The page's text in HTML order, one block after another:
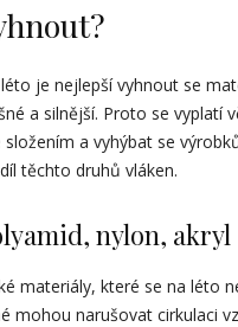
je nejlepší vyhnout se
a silnější. Proto se vyplatí
a vyhýbat se
těchto druhů vláken.
nylon, akryl
materiály, které se na léto
mohou narušovat cirkulaci